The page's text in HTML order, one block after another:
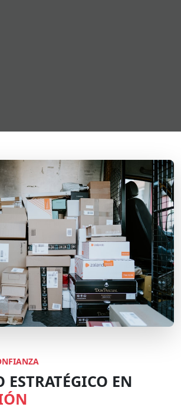
EN